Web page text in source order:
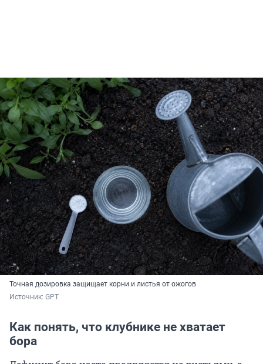
Точная дозировка защищает корни и листья от ожогов
Источник: GPT
Как понять, что клубнике не хватает
бора